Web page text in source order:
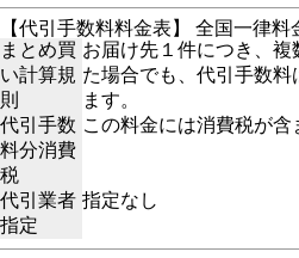
【代引手数料料金表】 全国一律料
まとめ買
い計算規
則
お届け先１件につき、
た場合でも、代引手数料
ます。
代引手数
料分消費
税
この料金には消費税が含
代引業者
指定
指定なし